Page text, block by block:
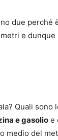
due perché
e dunque
Quali
e gasolio e
medio del